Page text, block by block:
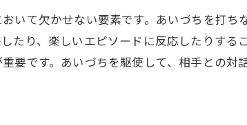
いて欠かせない要素です。あいづちを打
たり、楽しいエピソードに反応したりす
要です。あいづちを駆使して、相手との